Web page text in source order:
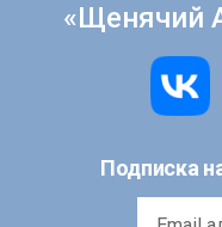
«Щенячий
Подписка